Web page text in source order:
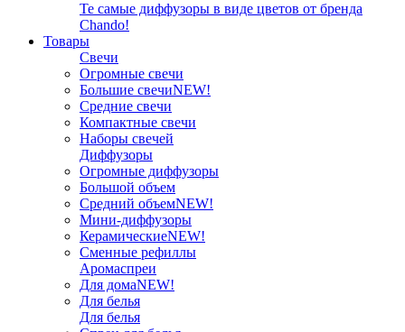
Те самые диффузоры в виде цветов от бренда
Chando!
Товары
Свечи
Огромные свечи
Большие свечиNEW!
Средние свечи
Компактные свечи
Наборы свечей
Диффузоры
Огромные диффузоры
Большой объем
Средний объемNEW!
Мини-диффузоры
КерамическиеNEW!
Сменные рефиллы
Аромаспреи
Для домаNEW!
Для белья
Для белья